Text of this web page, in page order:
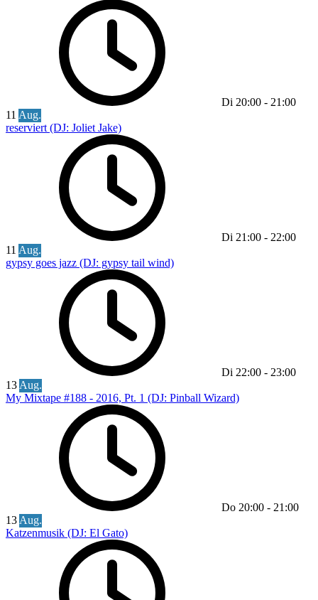
Di 20:00 - 21:00
11 Aug.
reserviert (DJ: Joliet Jake)
Di 21:00 - 22:00
11 Aug.
gypsy goes jazz (DJ: gypsy tail wind)
Di 22:00 - 23:00
13 Aug.
My Mixtape #188 - 2016, Pt. 1 (DJ: Pinball Wizard)
Do 20:00 - 21:00
13 Aug.
Katzenmusik (DJ: El Gato)